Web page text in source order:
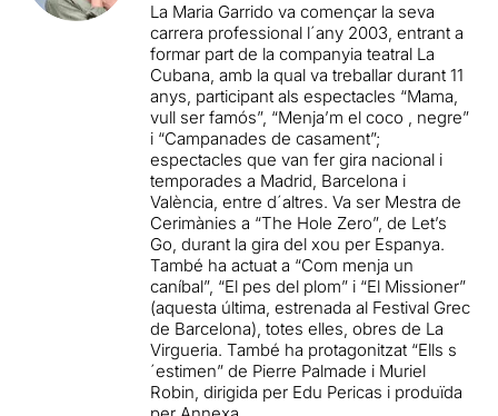
La Maria Garrido va començar la seva
carrera professional l´any 2003, entrant a
formar part de la companyia teatral La
Cubana, amb la qual va treballar durant 11
anys, participant als espectacles “Mama,
vull ser famós”, “Menja’m el coco , negre”
i “Campanades de casament”;
espectacles que van fer gira nacional i
temporades a Madrid, Barcelona i
València, entre d´altres. Va ser Mestra de
Cerimànies a “The Hole Zero”, de Let’s
Go, durant la gira del xou per Espanya.
També ha actuat a “Com menja un
caníbal”, “El pes del plom” i “El Missioner”
(aquesta última, estrenada al Festival Grec
de Barcelona), totes elles, obres de La
Virgueria. També ha protagonitzat “Ells s
´estimen” de Pierre Palmade i Muriel
Robin, dirigida per Edu Pericas i produïda